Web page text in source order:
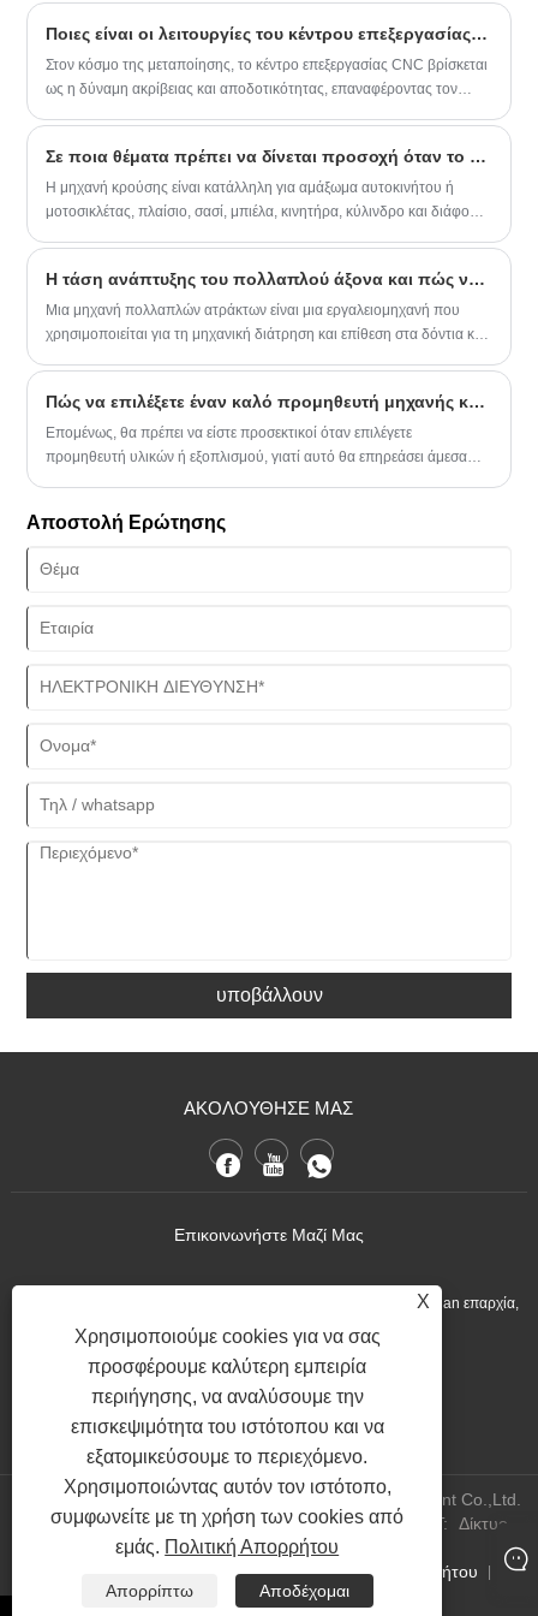
αυτοκινητοβιομηχανία, η αεροδιαστημική και η ηλεκτρονική λόγω της
ικανότητάς τους να παράγουν εξαρτήματα μεγάλου όγκου με
ελάχιστη ανθρώπινη παρέμβαση.
Ποιες είναι οι λειτουργίες του κέντρου επεξεργασίας CNC;
Στον κόσμο της μεταποίησης, το κέντρο επεξεργασίας CNC βρίσκεται
ως η δύναμη ακρίβειας και αποδοτικότητας, επαναφέροντας τον
καινοτόμες διαδικασίες, τα κέντρα κατεργασίας CNC προσφέρουν
ένα ευρύ φάσμα λειτουργιών που εξορθολογίζουν την παραγωγή,
ενισχύουν την ακρίβεια και αυξάνουν τα συνολικά πρότυπα
Σε ποια θέματα πρέπει να δίνεται προσοχή όταν το μηχάνημα βρύσης υποβάλλεται σε θερμική επεξεργασία;
Η μηχανή κρούσης είναι κατάλληλη για αμάξωμα αυτοκινήτου ή
μοτοσικλέτας, πλαίσιο, σασί, μπιέλα, κινητήρα, κύλινδρο και διάφορα
αριθμούς εκτύπωσης, ονόματα, εμπορικό σήμα σχέδια κ.λπ. σε
διάφορα σκληρά πλαστικά προϊόντα.
Η τάση ανάπτυξης του πολλαπλού άξονα και πώς να βελτιωθεί η απόδοση της παραγωγής;
Μια μηχανή πολλαπλών ατράκτων είναι μια εργαλειομηχανή που
χρησιμοποιείται για τη μηχανική διάτρηση και επίθεση στα δόντια και
πολλαπλών αξόνων μπορεί να επεξεργαστεί πολλές ή ακόμα και μια
ντουζίνα ή είκοσι τρύπες ή νήματα τη φορά.
Πώς να επιλέξετε έναν καλό προμηθευτή μηχανής κατασκευής βρύσης
Επομένως, θα πρέπει να είστε προσεκτικοί όταν επιλέγετε
προμηθευτή υλικών ή εξοπλισμού, γιατί αυτό θα επηρεάσει άμεσα
επιλέξετε έναν εξαιρετικό προμηθευτή μηχανής παραγωγής βρύσης.
επιχείρηση παραγωγής που είναι μια καλή επιλογή για εσάς. Είμαστε
υγιεινής. Μπορείτε να επικοινωνήσετε μαζί μας μέσω email
Αποστολή Ερώτησης
υποβάλλουν
ΑΚΟΛΟΥΘΗΣΕ ΜΑΣ
Επικοινωνήστε Μαζί Μας
:No.1 Ximei Village Meilin Street Nan'an Quanzhou City, Fujian επαρχία,
Κίνα.
Τηλ: +86-13600768411
: Nina.h@yueli-tech.com
Copyright @ 2023 Quanzhou Yueli Automation Equipment Co.,Ltd.
All Rights Reserved.WEBSITE TECHNICAL SUPPORT:
Δίκτυο
Tianyu Jack Lin:+86-15559188336
RSS | XML | Πολιτική Απορρήτου
X
Χρησιμοποιούμε cookies για να σας
προσφέρουμε καλύτερη εμπειρία
περιήγησης, να αναλύσουμε την
επισκεψιμότητα του ιστότοπου και να
εξατομικεύσουμε το περιεχόμενο.
Χρησιμοποιώντας αυτόν τον ιστότοπο,
συμφωνείτε με τη χρήση των cookies από
εμάς. Πολιτική Απορρήτου
Απορρίπτω Αποδέχομαι